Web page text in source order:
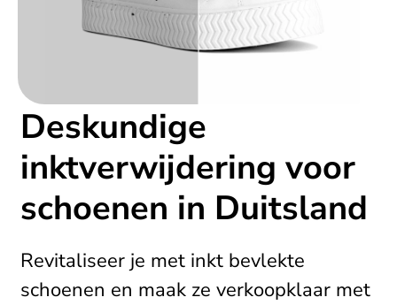
Deskundige
inktverwijdering voor
schoenen in Duitsland
Revitaliseer je met inkt bevlekte
schoenen en maak ze verkoopklaar met